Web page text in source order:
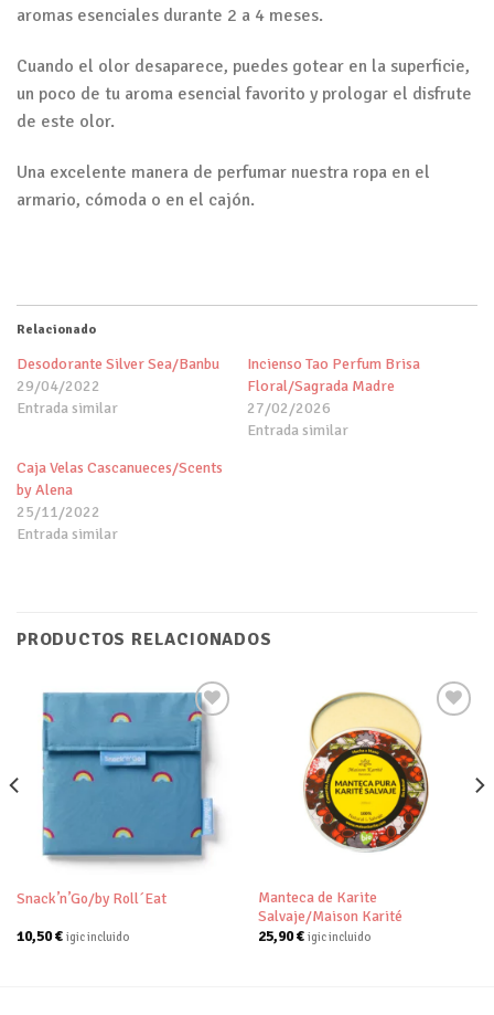
aromas esenciales durante 2 a 4 meses.
Cuando el olor desaparece, puedes gotear en la superficie,
un poco de tu aroma esencial favorito y prologar el disfrute
de este olor.
Una excelente manera de perfumar nuestra ropa en el
armario, cómoda o en el cajón.
Relacionado
Desodorante Silver Sea/Banbu
29/04/2022
Entrada similar
Incienso Tao Perfum Brisa
Floral/Sagrada Madre
27/02/2026
Entrada similar
Caja Velas Cascanueces/Scents
by Alena
25/11/2022
Entrada similar
PRODUCTOS RELACIONADOS
lista de
deseos
Snack’n’Go/by Roll´Eat
10,50€ igic incluido
lista de
Manteca de Karite
Salvaje/Maison Karité
25,90€ igic incluido